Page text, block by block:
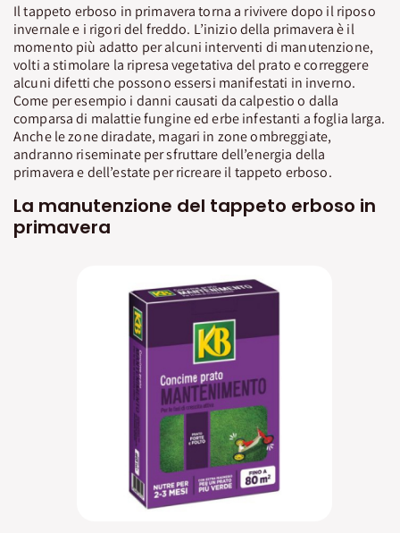
Il tappeto erboso in primavera torna a rivivere dopo il riposo
invernale e i rigori del freddo. L’inizio della primavera è il
momento più adatto per alcuni interventi di manutenzione,
volti a stimolare la ripresa vegetativa del prato e correggere
alcuni difetti che possono essersi manifestati in inverno.
Come per esempio i danni causati da calpestio o dalla
comparsa di malattie fungine ed erbe infestanti a foglia larga.
Anche le zone diradate, magari in zone ombreggiate,
andranno riseminate per sfruttare dell’energia della
primavera e dell’estate per ricreare il tappeto erboso.
La manutenzione del tappeto erboso in
primavera